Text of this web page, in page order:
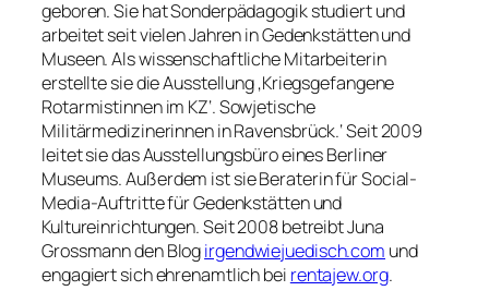
geboren. Sie hat Sonderpädagogik studiert und
arbeitet seit vielen Jahren in Gedenkstätten und
Museen. Als wissenschaftliche Mitarbeiterin
erstellte sie die Ausstellung ‚Kriegsgefangene
Rotarmistinnen im KZ‘. Sowjetische
Militärmedizinerinnen in Ravensbrück.‘ Seit 2009
leitet sie das Ausstellungsbüro eines Berliner
Museums. Außerdem ist sie Beraterin für Social-
Media-Auftritte für Gedenkstätten und
Kultureinrichtungen. Seit 2008 betreibt Juna
Grossmann den Blogirgendwiejuedisch.com und
engagiert sich ehrenamtlich bei rentajew.org.